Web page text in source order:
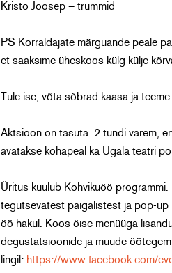
Kristo Joosep – trummid
PS Korraldajate märguande peale
et saaksime üheskoos külg külje
Tule ise, võta sõbrad kaasa ja
Aktsioon on tasuta. 2 tundi varem,
avatakse kohapeal ka Ugala teatri
Üritus kuulub Kohvikuöö
tegutsevatest paigalistest ja pop-up
öö hakul. Koos öise menüüga
degustatsioonide ja muude
lingil: https://www.facebook.com/